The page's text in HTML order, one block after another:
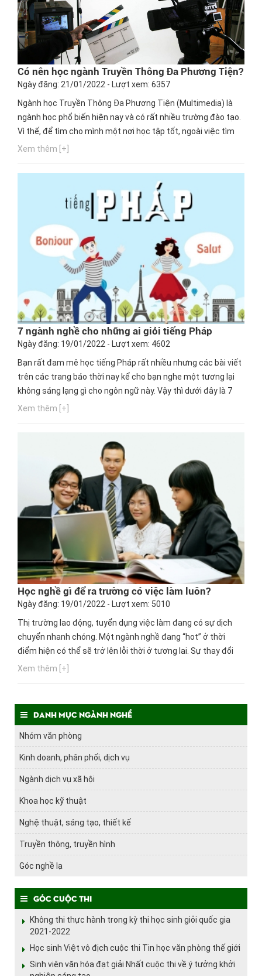
Có nên học ngành Truyền Thông Đa Phương Tiện?
Ngày đăng: 21/01/2022 - Lượt xem: 6357
Ngành học Truyền Thông Đa Phương Tiện (Multimedia) là
ngành học phổ biến hiện nay và có rất nhiều trường đào tạo.
Vì thế, để tìm cho mình một nơi học tập tốt, ngoài việc tìm
hiểu thông tin, bạn nên chú ý đến cơ hội thực hành, cơ hội
giờ, hãy cùng Hướng nghiệp GPO cập nhật thông tin này...
Xem thêm [+]
7 ngành nghề cho những ai giỏi tiếng Pháp
Ngày đăng: 19/01/2022 - Lượt xem: 4602
Bạn rất đam mê học tiếng Pháp rất nhiều nhưng các bài viết
trên các trang báo thời nay kể cho bạn nghe một tương lại
không sáng lạng gì cho ngôn ngữ này. Vậy thì dưới đây là 7
nghề cho những ai không dám theo đuổi con đường Pháp
Xem thêm [+]
Học nghề gì để ra trường có việc làm luôn?
Ngày đăng: 19/01/2022 - Lượt xem: 5010
Thị trường lao động, tuyển dụng việc làm đang có sự dịch
chuyển nhanh chóng. Một ngành nghề đang “hot” ở thời
điểm hiện có thể sẽ trở lên lỗi thời ở tương lai. Sự thay đổi
này khiến nhiều bạn trẻ, đặc biệt là các em học sinh THPT
Xem thêm [+]
Danh mục ngành nghề
Nhóm văn phòng
Kinh doanh, phân phối, dịch vụ
Ngành dịch vụ xã hội
Khoa học kỹ thuật
Nghệ thuật, sáng tạo, thiết kế
Truyền thông, truyền hình
Góc nghề lạ
Góc cuộc thi
Không thi thực hành trong kỳ thi học sinh giỏi quốc gia
2021-2022
Học sinh Việt vô địch cuộc thi Tin học văn phòng thế giới
Sinh viên văn hóa đạt giải Nhất cuộc thi về ý tưởng khởi